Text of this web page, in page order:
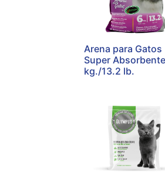
Arena para Gatos
Super
kg./13.2 lb.